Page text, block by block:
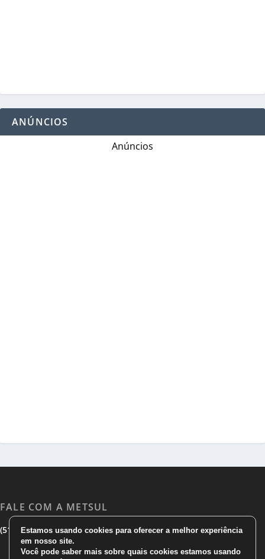
ANÚNCIOS
Anúncios
FALE COM A METSUL
(51) 3533 1983|(51)3785 7752| comercial@metsul.com
Estamos usando cookies para oferecer a melhor experiência
em nosso site.
Você pode saber mais sobre quais cookies estamos usando